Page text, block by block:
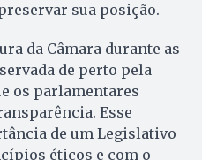
sua posição.
da Câmara durante as
de perto pela
os parlamentares
Esse
de um Legislativo
éticos e com o